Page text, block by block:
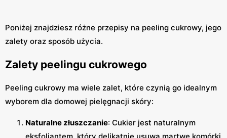
Poniżej znajdziesz różne przepisy na peeling cukrowy, jego
zalety oraz sposób użycia.
Zalety peelingu cukrowego
Peeling cukrowy ma wiele zalet, które czynią go idealnym
wyborem dla domowej pielęgnacji skóry:
Naturalne złuszczanie: Cukier jest naturalnym